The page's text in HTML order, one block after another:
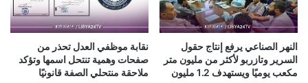
النهر الصناعي يرفع إنتاج حقول
السرير وتازربو لأكثر من مليون متر
مكعب يوميًا ويستهدف 1.2 مليون
نقابة موظفي العدل تحذر من
صفحات وهمية تنتحل اسمها وتؤكد
ملاحقة منتحلي الصفة قانونيًا